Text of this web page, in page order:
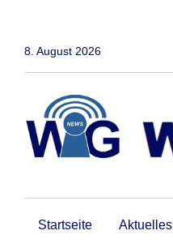
8. August 2026
Startseite Aktuelles